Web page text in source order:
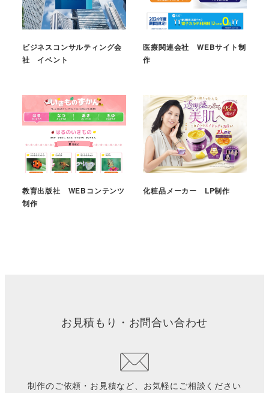
ビジネスコンサルティング会
社 イベント
医療関連会社 WEBサイト制
作
教育出版社 WEBコンテンツ
制作
化粧品メーカー LP制作
お見積もり・お問合い合わせ
制作のご依頼・お見積など、お気軽にご相談ください